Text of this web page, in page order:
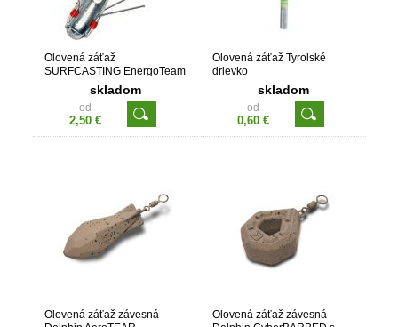
Olovená záťaž
SURFCASTING EnergoTeam
skladom
od
2,50 €
Olovená záťaž Tyrolské
drievko
skladom
od
0,60 €
Olovená záťaž závesná
Olovená záťaž závesná